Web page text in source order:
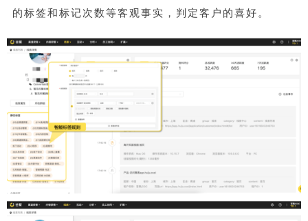
的标签和标记次数等客观事实，判定客户的喜好。